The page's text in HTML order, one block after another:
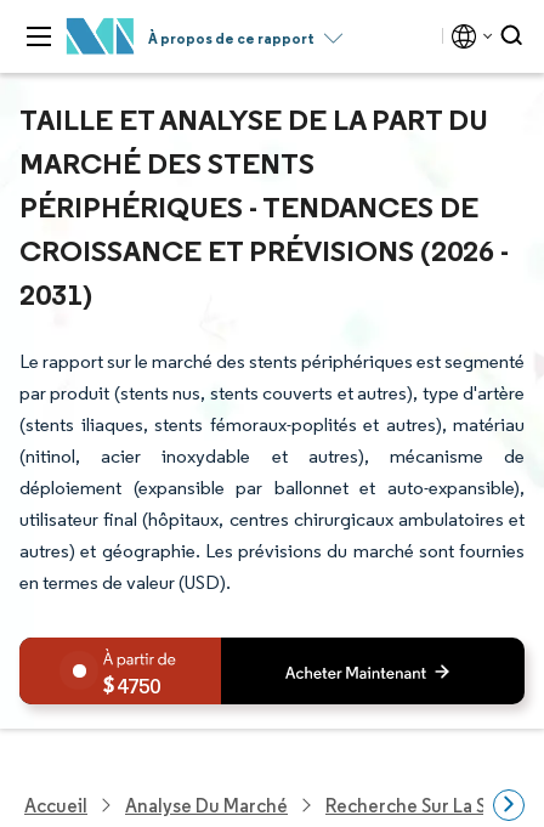
À propos de ce rapport
TAILLE ET ANALYSE DE LA PART DU
MARCHÉ DES STENTS
PÉRIPHÉRIQUES - TENDANCES DE
CROISSANCE ET PRÉVISIONS (2026 -
2031)
Le rapport sur le marché des stents périphériques est segmenté
par produit (stents nus, stents couverts et autres), type d'artère
(stents iliaques, stents fémoraux-poplités et autres), matériau
(nitinol, acier inoxydable et autres), mécanisme de
déploiement (expansible par ballonnet et auto-expansible),
utilisateur final (hôpitaux, centres chirurgicaux ambulatoires et
autres) et géographie. Les prévisions du marché sont fournies
en termes de valeur (USD).
4750
Accueil Analyse Du Marché Recherche Sur La Santé